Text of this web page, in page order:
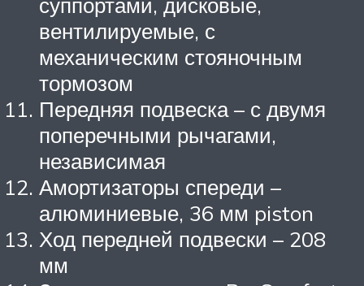
вентилируемые, с
механическим стояночным
тормозом
Передняя подвеска – с двумя
поперечными рычагами,
независимая
Амортизаторы спереди –
алюминиевые, 36 мм piston
Ход передней подвески – 208
мм